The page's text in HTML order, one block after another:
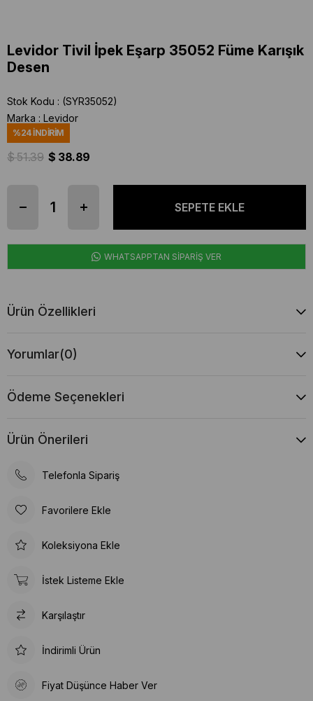
Levidor Tivil İpek Eşarp 35052 Füme Karışık
Desen
Stok Kodu
(SYR35052)
Marka : Levidor
%24İNDIRIM
$ 51.39 $ 38.89
WHATSAPPTAN SİPARİŞ VER
Ürün Özellikleri
Yorumlar(0)
Ödeme Seçenekleri
Ürün Önerileri
Telefonla Sipariş
Favorilere Ekle
Koleksiyona Ekle
İstek Listeme Ekle
Karşılaştır
İndirimli Ürün
Fiyat Düşünce Haber Ver